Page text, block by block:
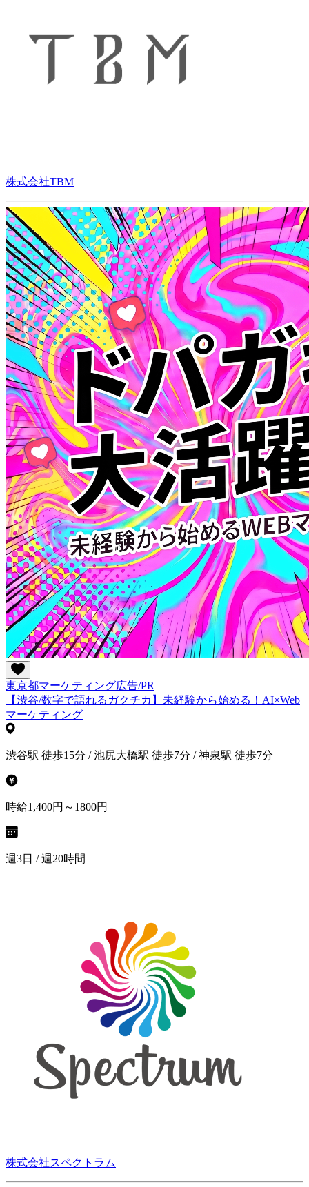
株式会社TBM
東京都マーケティング広告/PR
【渋谷/数字で語れるガクチカ】未経験から始める！AI×Web
マーケティング
渋谷駅 徒歩15分 / 池尻大橋駅 徒歩7分 / 神泉駅 徒歩7分
時給1,400円～1800円
週3日 / 週20時間
株式会社スペクトラム